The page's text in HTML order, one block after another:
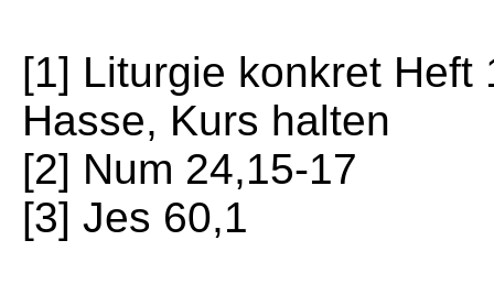
[1] Liturgie konkret Heft
Hasse, Kurs halten
[2] Num 24,15-17
[3] Jes 60,1